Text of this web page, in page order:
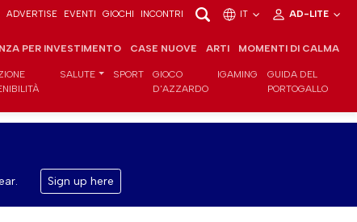
ADVERTISE EVENTI GIOCHI INCONTRI IT AD-LITE
PER INVESTIMENTO CASE NUOVE ARTI MOMENTI DI CALMA
SALUTE SPORT
GIOCO
D'AZZARDO
IGAMING
GUIDA DEL
PORTOGALLO
Sign up here